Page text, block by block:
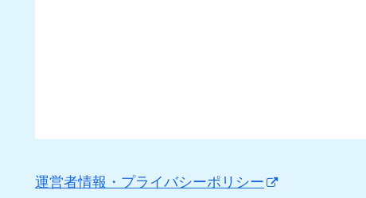
運営者情報・プライバシーポリシー